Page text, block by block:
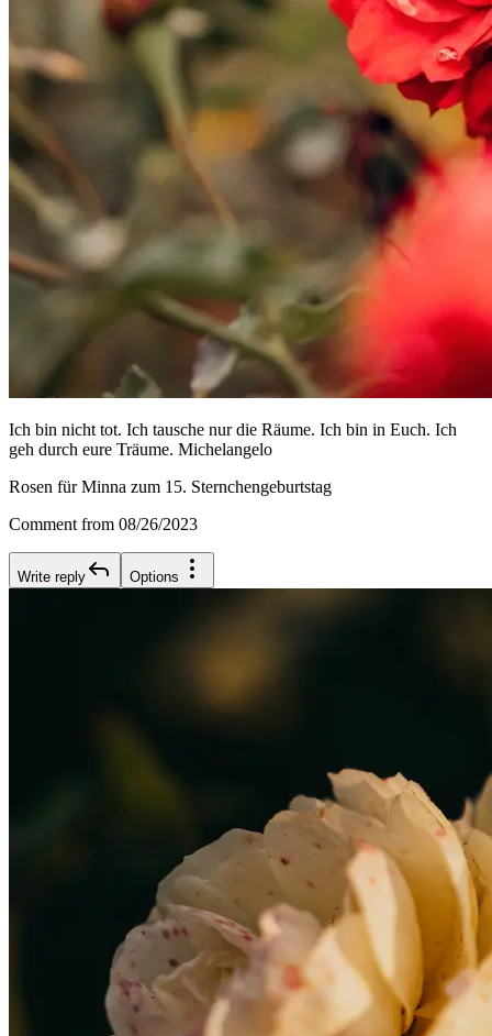
Ich bin nicht tot. Ich tausche nur die Räume. Ich bin in Euch. Ich
geh durch eure Träume. Michelangelo
Rosen für Minna zum 15. Sternchengeburtstag
Comment from 08/26/2023
Write reply Options